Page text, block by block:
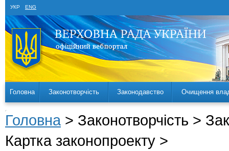
УКР ENG
Головна Законотворчість Законодавство Очищення
Головна > Законотворчість >
Картка законопроекту >